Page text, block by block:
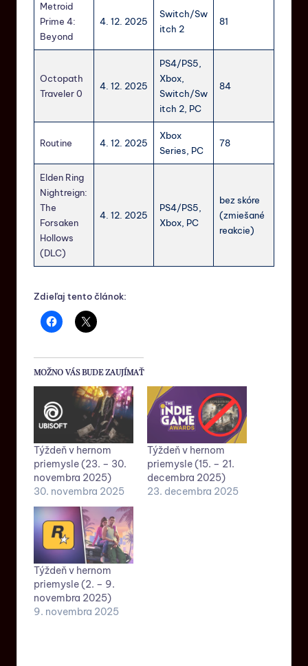
Metroid
Prime 4:
Beyond
4. 12. 2025
Switch/Sw
itch 2
81
Octopath
Traveler 0
4. 12. 2025
PS4/PS5,
Xbox,
Switch/Sw
itch 2, PC
84
Routine 4. 12. 2025
Xbox
Series, PC
78
Elden Ring
Nightreign:
The
Forsaken
Hollows
(DLC)
4. 12. 2025
PS4/PS5,
Xbox, PC
bez skóre
(zmiešané
reakcie)
Zdieľaj tento článok:
MOŽNO VÁS BUDE ZAUJÍMAŤ
Týždeň v hernom
priemysle (23. – 30.
novembra 2025)
30. novembra 2025
Týždeň v hernom
priemysle (15. – 21.
decembra 2025)
23. decembra 2025
Týždeň v hernom
priemysle (2. – 9.
novembra 2025)
9. novembra 2025